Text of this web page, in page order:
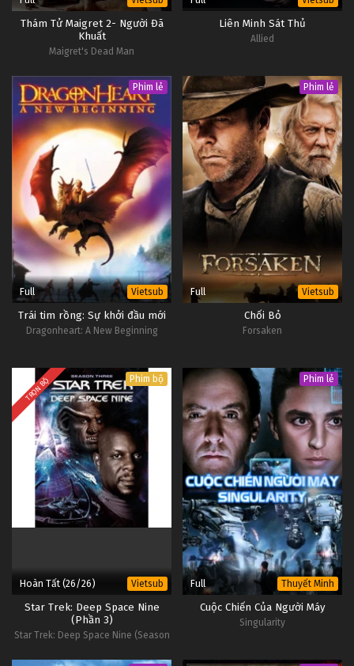
Thám Tử Maigret 2- Người Đã
Khuất
Maigret's Dead Man
Liên Minh Sát Thủ
Allied
Phim lẻ
Full Vietsub
Trái tim rồng: Sự khởi đầu mới
Dragonheart: A New Beginning
Phim lẻ
Full Vietsub
Chối Bỏ
Forsaken
TRỌN BỘ Phim bộ
Hoàn Tất (26/26) Vietsub
Star Trek: Deep Space Nine
(Phần 3)
Star Trek: Deep Space Nine (Season
Phim lẻ
Full Thuyết Minh
Cuộc Chiến Của Người Máy
Singularity